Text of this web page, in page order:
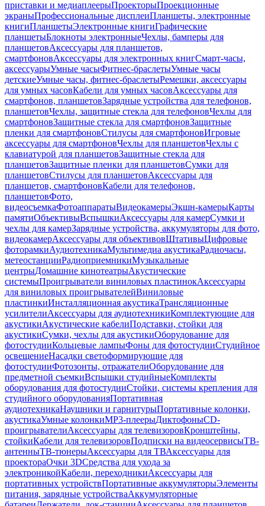
приставки и медиаплеерыПроекторыПроекционные
экраныПрофессиональные дисплеиПланшеты, электронные
книгиПланшетыЭлектронные книгиГрафические
планшетыБлокноты электронныеЧехлы, бамперы для
планшетовАксессуары для планшетов,
смартфоновАксессуары для электронных книгСмарт-часы,
аксессуарыУмные часыФитнес-браслетыУмные часы
детскиеУмные часы, фитнес-браслетыРемешки, аксессуары
для умных часовКабели для умных часовАксессуары для
смартфонов, планшетовЗарядные устройства для телефонов,
планшетовЧехлы, защитные стекла для телефоновЧехлы для
смартфоновЗащитные стекла для смартфоновЗащитные
пленки для смартфоновСтилусы для смартфоновИгровые
аксессуары для смартфоновЧехлы для планшетовЧехлы с
клавиатурой для планшетовЗащитные стекла для
планшетовЗащитные пленки для планшетовСумки для
планшетовСтилусы для планшетовАксессуары для
планшетов, смартфоновКабели для телефонов,
планшетовФото,
видеосъемкаФотоаппаратыВидеокамерыЭкшн-камерыКарты
памятиОбъективыВспышкиАксессуары для камерСумки и
чехлы для камерЗарядные устройства, аккумуляторы для фото,
видеокамерАксессуары для объективовШтативыЦифровые
фоторамкиАудиотехникаМультимедиа акустикаРадиочасы,
метеостанцииРадиоприемникиМузыкальные
центрыДомашние кинотеатрыАкустические
системыПроигрыватели виниловых пластинокАксессуары
для виниловых проигрывателейВиниловые
пластинкиИнсталляционная акустикаТрансляционные
усилителиАксессуары для аудиотехникиКомплектующие для
акустикиАкустические кабелиПодставки, стойки для
акустикиСумки, чехлы для акустикиОборудование для
фотостудииКольцевые лампыФоны для фотостудииСтудийное
освещениеНасадки светоформирующие для
фотостудииФотозонты, отражателиОборудование для
предметной съемкиВспышки студийныеКомплекты
оборудования для фотостудииСтойки, системы крепления для
студийного оборудованияПортативная
аудиотехникаНаушники и гарнитурыПортативные колонки,
акустикаУмные колонкиMP3-плеерыДиктофоныCD-
проигрывателиАксессуары для телевизоровКронштейны,
стойкиКабели для телевизоровПодписки на видеосервисыТВ-
антенныТВ-тюнерыАксессуары для ТВАксессуары для
проектораОчки 3DСредства для ухода за
электроникойКабели, переходникиАксессуары для
портативных устройствПортативные аккумуляторыЭлементы
питания, зарядные устройстваАккумуляторные